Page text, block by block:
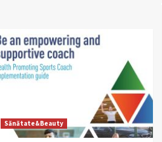
Sănătate&Beauty